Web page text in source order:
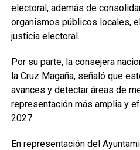
electoral, además de
organismos públicos locales,
justicia electoral.
Por su parte, la consejera
la Cruz Magaña, señaló que
avances y detectar áreas de
representación más amplia y
2027.
En representación del